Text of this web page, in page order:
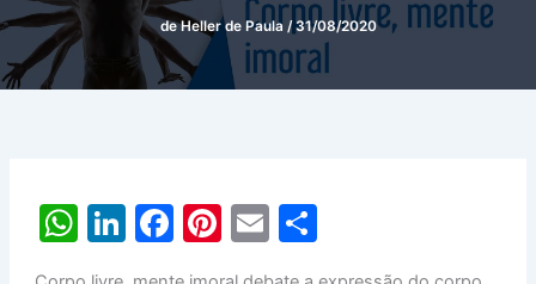
de Heller de Paula /31/08/2020
W Li F
Pi E